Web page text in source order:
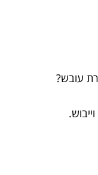
עובש?